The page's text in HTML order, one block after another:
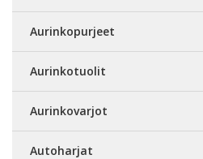
Aurinkopurjeet
Aurinkotuolit
Aurinkovarjot
Autoharjat